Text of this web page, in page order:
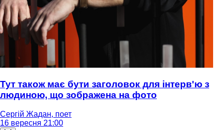
Тут також має бути заголовок для інтерв'ю з
людиною, що зображена на фото
Сергій Жадан, поет
16 вересня 21:00